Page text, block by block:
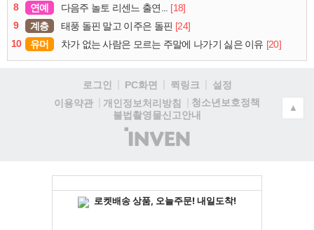
8
연예 다음주 놀토 리센느 출연...
[18]
9
계층 태풍 돌핀 말고 이주은 돌핀 [24]
10
유머 차가 없는 사람은 모르는 주말에 나가기 싫은 이유 [20]
로그인 PC화면 퀵링크
설정
이용약관
개인정보처리방침
청소년보호정책
불법촬영물신고안내
(주)
인
▲